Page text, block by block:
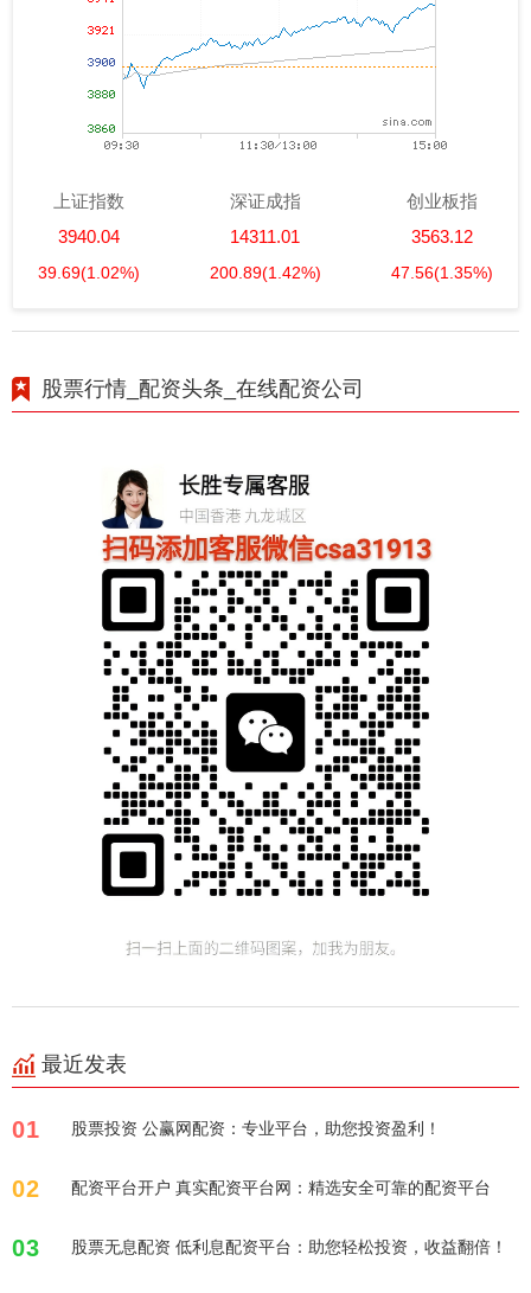
上证指数
3940.04
39.69(1.02%)
深证成指
14311.01
200.89(1.42%)
创业板指
3563.12
47.56(1.35%)
股票行情_配资头条_在线配资公司
最近发表
01 股票投资 公赢网配资：专业平台，助您投资盈利！
02 配资平台开户 真实配资平台网：精选安全可靠的配资平台
03 股票无息配资 低利息配资平台：助您轻松投资，收益翻倍！